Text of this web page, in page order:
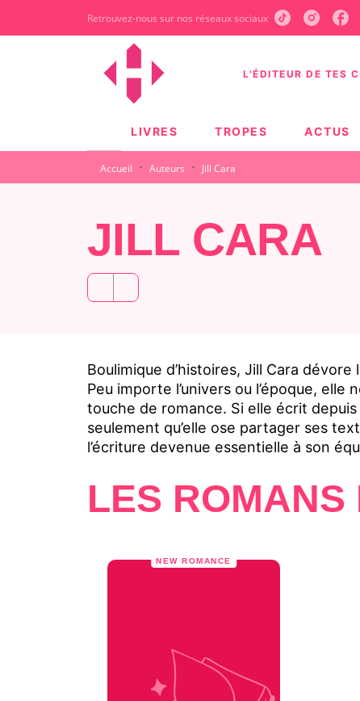
Retrouvez-nous sur nos réseaux sociaux
L'ÉDITEUR DE TES
LIVRES TROPES ACTUS
Accueil · Auteurs · Jill Cara
JILL CARA
Boulimique d’histoires, Jill Cara
Peu importe l’univers ou l’époque,
touche de romance. Si elle écrit
seulement qu’elle ose partager ses
l’écriture devenue essentielle à son
LES
NEW ROMANCE